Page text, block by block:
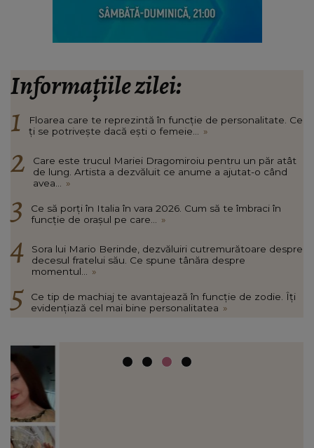
Informațiile zilei:
Floarea care te reprezintă în funcție de personalitate. Ce
ți se potrivește dacă ești o femeie...
»
Care este trucul Mariei Dragomiroiu pentru un păr atât
de lung. Artista a dezvăluit ce anume a ajutat-o când
avea...
»
Ce să porți în Italia în vara 2026. Cum să te îmbraci în
funcție de orașul pe care...
»
Sora lui Mario Berinde, dezvăluiri cutremurătoare despre
decesul fratelui său. Ce spune tânăra despre
momentul...
»
Ce tip de machiaj te avantajează în funcție de zodie. Îți
evidențiază cel mai bine personalitatea »